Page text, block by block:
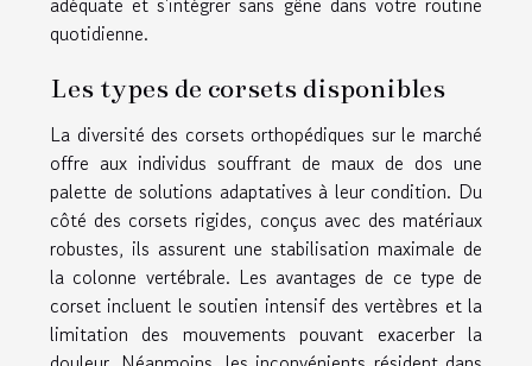
quotidienne.
Les types de corsets disponibles
La diversité des corsets orthopédiques sur le marché
offre aux individus souffrant de maux de dos une
palette de solutions adaptatives à leur condition. Du
côté des corsets rigides, conçus avec des matériaux
robustes, ils assurent une stabilisation maximale de
la colonne vertébrale. Les avantages de ce type de
corset incluent le soutien intensif des vertèbres et la
limitation des mouvements pouvant exacerber la